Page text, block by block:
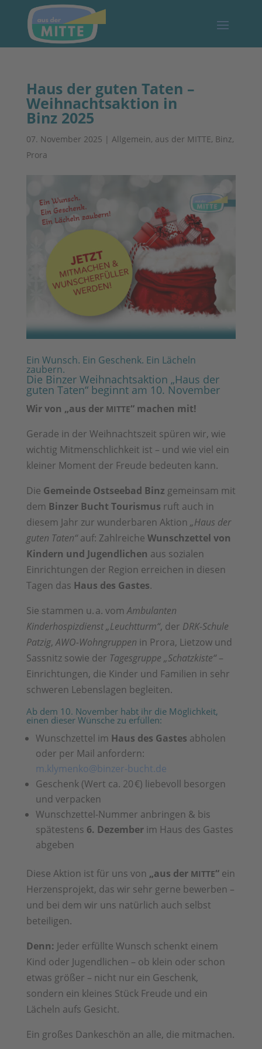
Haus der guten Taten –
Weihnachtsaktion in
Binz 2025
07. November 2025 | Allgemein, aus der MITTE, Binz,
Prora
Ein Wunsch. Ein Geschenk. Ein Lächeln
zaubern.
Die Binzer Weihnachtsaktion „Haus der
guten Taten“ beginnt am 10. November
Wir von „aus der MITTE“ machen mit!
Gerade in der Weihnachtszeit spüren wir, wie
wichtig Mitmenschlichkeit ist – und wie viel ein
kleiner Moment der Freude bedeuten kann.
Die Gemeinde Ostseebad Binz gemeinsam mit
dem Binzer Bucht Tourismus ruft auch in
diesem Jahr zur wunderbaren Aktion „Haus der
guten Taten“auf: Zahlreiche Wunschzettel von
Kindern und Jugendlichen aus sozialen
Einrichtungen der Region erreichen in diesen
Tagen das Haus des Gastes.
Sie stammen u. a. vomAmbulanten
Kinderhospizdienst „Leuchtturm“, der DRK-Schule
Patzig,AWO-Wohngruppen in Prora, Lietzow und
Sassnitz sowie der Tagesgruppe „Schatzkiste“–
Einrichtungen, die Kinder und Familien in sehr
schweren Lebenslagen begleiten.
Ab dem 10. November habt ihr die Möglichkeit,
einen dieser Wünsche zu erfüllen:
Wunschzettel im Haus des Gastes abholen
oder per Mail anfordern:
m.klymenko@binzer-bucht.de
Geschenk (Wert ca. 20 €) liebevoll besorgen
und verpacken
Wunschzettel-Nummer anbringen & bis
spätestens 6. Dezemberim Haus des Gastes
abgeben
Diese Aktion ist für uns von „aus der MITTE“ein
Herzensprojekt, das wir sehr gerne bewerben –
und bei dem wir uns natürlich auch selbst
beteiligen.
Denn: Jeder erfüllte Wunsch schenkt einem
Kind oder Jugendlichen – ob klein oder schon
etwas größer – nicht nur ein Geschenk,
sondern ein kleines Stück Freude und ein
Lächeln aufs Gesicht.
Ein großes Dankeschön an alle, die mitmachen.